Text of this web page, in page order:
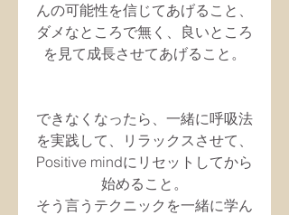
んの可能性を信じてあげること、
ダメなところで無く、良いところ
を見て成長させてあげること。
できなくなったら、一緒に呼吸法
を実践して、リラックスさせて、
Positive mindにリセットしてから
始めること。
そう言うテクニックを一緒に学ん